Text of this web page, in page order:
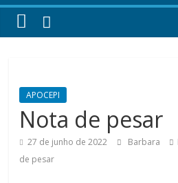
APOCEPI
Nota de pesar
27 de junho de 2022 Barbara
de pesar